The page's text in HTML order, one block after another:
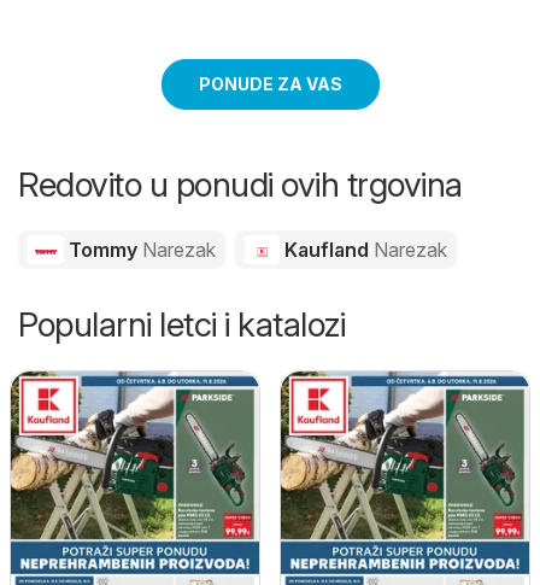
PONUDE ZA VAS
Redovito u ponudi ovih trgovina
Tommy Narezak Kaufland Narezak
Popularni letci i katalozi